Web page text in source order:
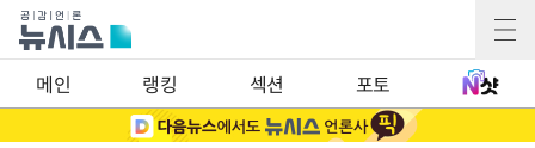
메인 랭킹 섹션 포토